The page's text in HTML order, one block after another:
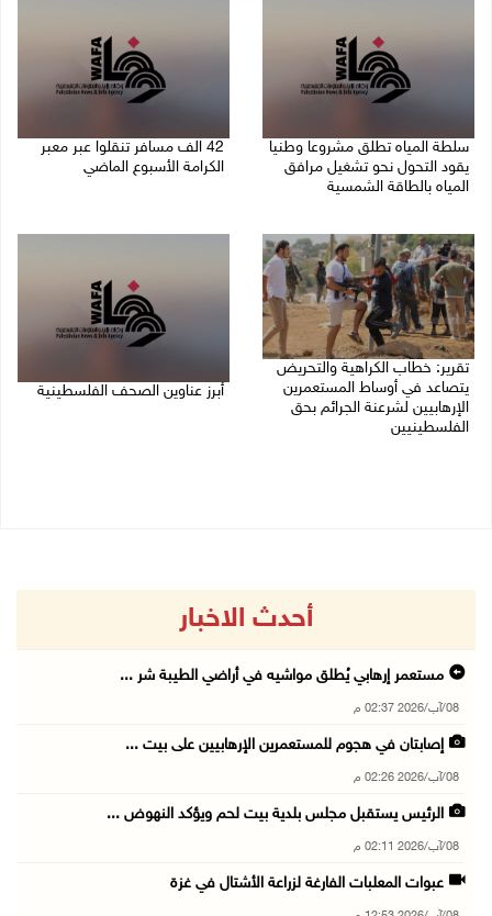
سلطة المياه تطلق مشروعا وطنيا
يقود التحول نحو تشغيل مرافق
المياه بالطاقة الشمسية
42 الف مسافر تنقلوا عبر معبر
الكرامة الأسبوع الماضي
تقرير: خطاب الكراهية والتحريض
يتصاعد في أوساط المستعمرين
الإرهابيين لشرعنة الجرائم بحق
الفلسطينيين
أبرز عناوين الصحف الفلسطينية
أحدث الاخبار
مستعمر إرهابي يُطلق مواشيه في أراضي الطيبة شر ...
08/آب/2026 02:37 م
إصابتان في هجوم للمستعمرين الإرهابيين على بيت ...
08/آب/2026 02:26 م
الرئيس يستقبل مجلس بلدية بيت لحم ويؤكد النهوض ...
08/آب/2026 02:11 م
عبوات المعلبات الفارغة لزراعة الأشتال في غزة